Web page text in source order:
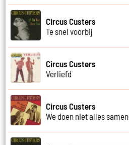
Circus Custers
Te snel voorbij
Circus Custers
Verliefd
Circus Custers
We doen niet alles samen